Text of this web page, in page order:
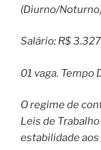
(Diurno/
Salário: R$
01 vaga.
O regime de
Leis de
estabilidade aos